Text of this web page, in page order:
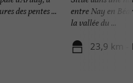
des pentes ...
entre Nay en
la vallée du ...
23,9 km -